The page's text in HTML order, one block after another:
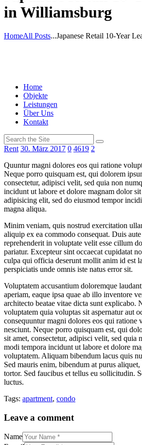
in Williamsburg
HomeAll Posts...Japanese Retail 10-Year
Home
Objekte
Leistungen
Über Uns
Kontakt
Rent 30. März 2017 0 4619 2
Quuntur magni dolores eos qui ratione
Neque porro quisquam est, qui dolorem
consectetur, adipisci velit, sed quia non
incidunt ut labore et dolore magnam dolor
adipisicing elit, sed do eiusmod tempor
magna aliqua.
Minim veniam, quis nostrud exercitation
aliquip ex ea commodo consequat. Duis
reprehenderit in voluptate velit esse cillum
pariatur. Excepteur sint occaecat cupidatat
culpa qui officia deserunt mollit anim id est
perspiciatis unde omnis iste natus error sit.
Voluptatem accusantium doloremque
aperiam, eaque ipsa quae ab illo inventore
architecto beatae vitae dicta sunt explicabo.
voluptatem quia voluptas sit aspernatur aut
consequuntur magni dolores eos qui ratione
nesciunt. Neque porro quisquam est, qui
sit amet, consectetur, adipisci velit, sed quia
modi tempora incidunt ut labore et dolore
voluptatem. Aliquam bibendum lacus quis
Sed mauris enim, bibendum at purus
tortor. Sed faucibus et tellus eu sollicitudin.
luctus.
Tags: apartment, condo
Leave a comment
Name